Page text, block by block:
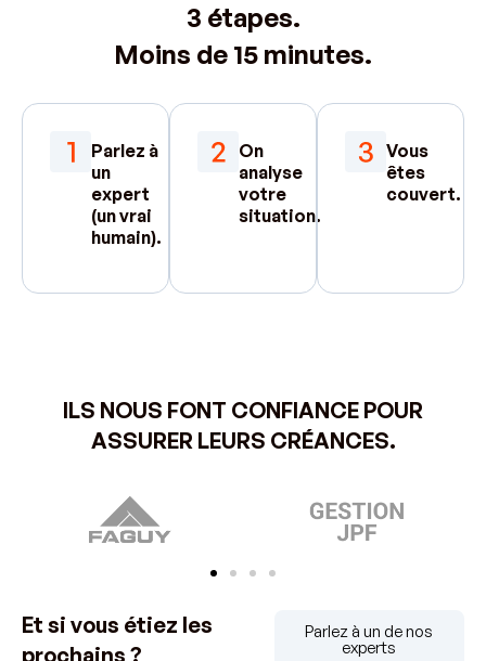
3 étapes.
Moins de 15 minutes.
Parlez à
un
expert
(un vrai
humain).
On
analyse
votre
situation.
Vous
êtes
couvert.
ILS NOUS FONT CONFIANCE POUR
ASSURER LEURS CRÉANCES.
Et si vous étiez les
prochains ?
Parlez à un de nos
experts